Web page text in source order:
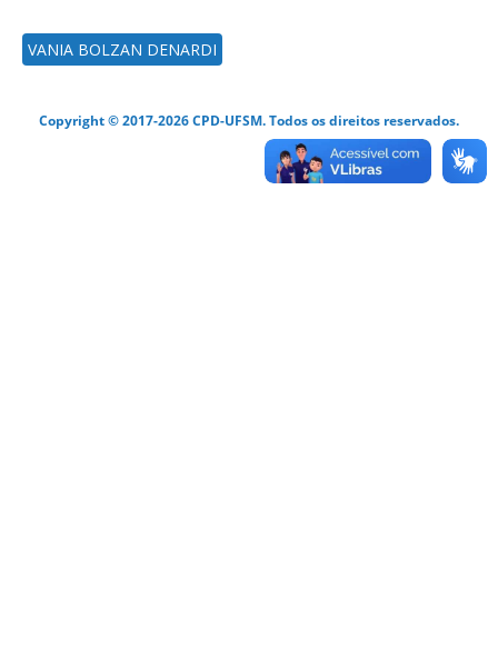
VANIA BOLZAN DENARDI
Copyright © 2017-2026 CPD-UFSM. Todos os direitos reservados.